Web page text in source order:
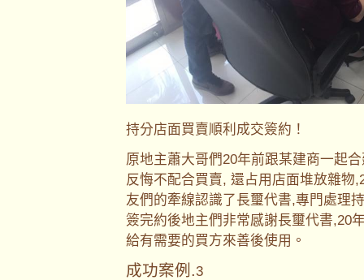
持分店面買賣順利成交簽約！
原地主蕭大哥們20年前跟某建商一起
反悔不配合買賣, 還占用店面堆放雜物
友們的牽線認識了長璽代書,專門處理
簽完約後地主們非常感謝長璽代書,20
給有需要的買方來善後使用。
成功案例.3